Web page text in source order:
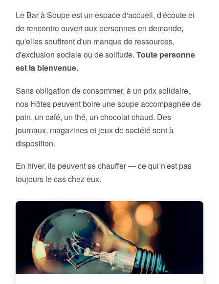
Le Bar à Soupe est un espace d'accueil, d'écoute et
de rencontre ouvert aux personnes en demande,
qu'elles souffrent d'un manque de ressources,
d'exclusion sociale ou de solitude. Toute personne
est la bienvenue.
Sans obligation de consommer, à un prix solidaire,
nos Hôtes peuvent boire une soupe accompagnée de
pain, un café, un thé, un chocolat chaud. Des
journaux, magazines et jeux de société sont à
disposition.
En hiver, ils peuvent se chauffer — ce qui n'est pas
toujours le cas chez eux.